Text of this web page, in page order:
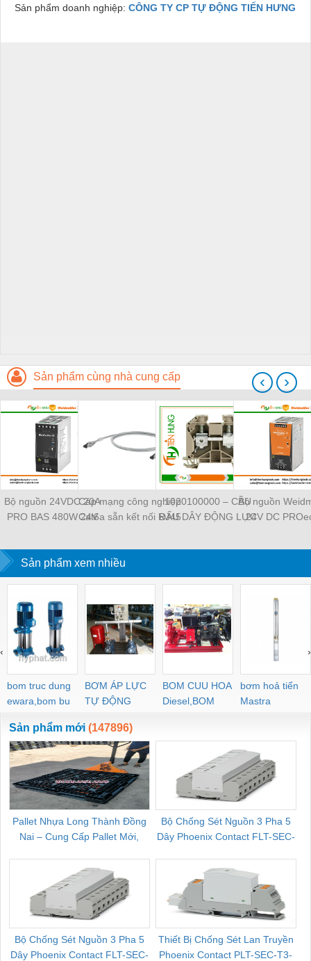
Sản phẩm doanh nghiệp: CÔNG TY CP TỰ ĐỘNG TIẾN HƯNG
Sản phẩm cùng nhà cung cấp
Bộ nguồn 24VDC 20A
PRO BAS 480W 24V
Weidmuller -
TIENHUNGTECH
Cáp mạng công nghiệp
Cat6a sẵn kết nối RJ45
C6FP8LD0050M40M40-
D — 1165940050
1020100000 – CẦU
ĐẤU DÂY ĐỘNG LỰC
WEIDMULLER –
Bộ nguồn
24V DC
‹ ›
Sản phẩm xem nhiều
bom truc dung
ewara,bom bu
ewara
BƠM ÁP LỰC
TỰ ĐỘNG
BOM CUU HOA
Diesel,BOM
CHUA CHAY
bơm hoả tiển
Mastra
‹ ›
Sản phẩm mới (147896)
Pallet Nhựa Long Thành Đồng
Nai – Cung Cấp Pallet Mới,
Bộ Chống Sét Nguồn 3 Pha 5
Dây Phoenix Contact FLT-SEC-
Bộ Chống Sét Nguồn 3 Pha 5
Dây Phoenix Contact FLT-SEC-
Thiết Bị Chống Sét Lan Truyền
Phoenix Contact PLT-SEC-T3-